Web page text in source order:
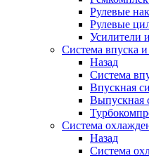
Рулевые
Рулевые
Усилители
Система впуска
Назад
Система
Впускная
Выпускная
Система
Назад
Система